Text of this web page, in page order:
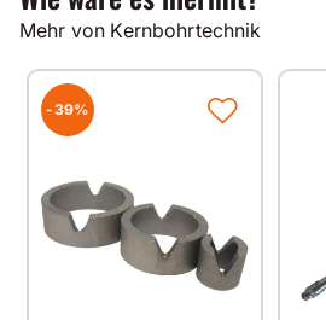
Andere Bohrdurchmesser und
Anfrage.
Alle unsere Produkte werden
Fertigungsmaschinen in
angrenzenden West-Europa
Durch Verwendung
Bindungsmaterialien
Mehr von Kernbohrtechnik
-39%